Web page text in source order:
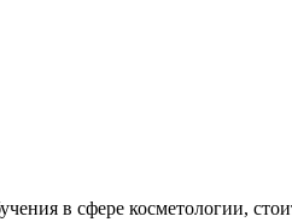
в сфере косметологии,